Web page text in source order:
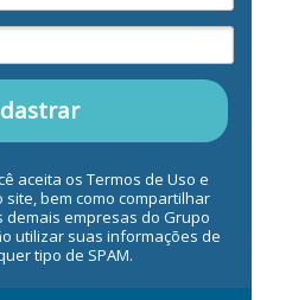
aceita os Termos de Uso e
bem como compartilhar
demais empresas do Grupo
utilizar suas informações de
tipo de SPAM.